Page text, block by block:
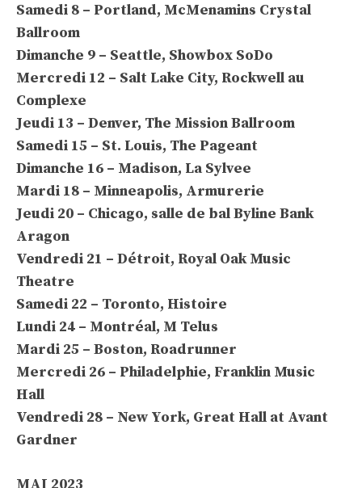
Samedi 8 – Portland, McMenamins Crystal
Ballroom
Dimanche 9 – Seattle, Showbox SoDo
Mercredi 12 – Salt Lake City, Rockwell au
Complexe
Jeudi 13 – Denver, The Mission Ballroom
Samedi 15 – St. Louis, The Pageant
Dimanche 16 – Madison, La Sylvee
Mardi 18 – Minneapolis, Armurerie
Jeudi 20 – Chicago, salle de bal Byline Bank
Aragon
Vendredi 21 – Détroit, Royal Oak Music
Theatre
Samedi 22 – Toronto, Histoire
Lundi 24 – Montréal, M Telus
Mardi 25 – Boston, Roadrunner
Mercredi 26 – Philadelphie, Franklin Music
Hall
Vendredi 28 – New York, Great Hall at Avant
Gardner